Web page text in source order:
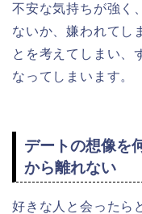
不安な気持ちが強く
ないか、嫌われてし
とを考えてしまい、
なってしまいます。
デートの想像を
から離れない
好きな人と会ったら